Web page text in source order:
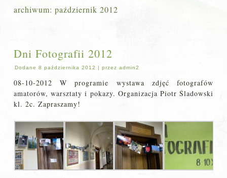
archiwum:październik 2012
Dni Fotografii 2012
Dodane 8 października 2012 |przez admin2
08-10-2012 W programie wystawa zdjęć fotografów
amatorów, warsztaty i pokazy. Organizacja Piotr Śladowski
kl. 2c. Zapraszamy!